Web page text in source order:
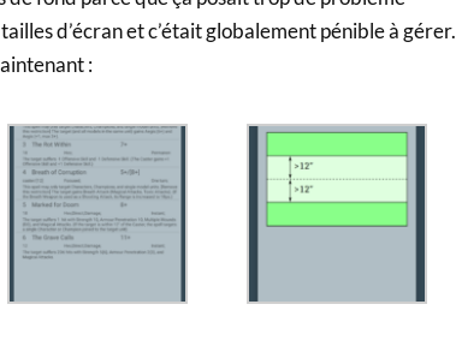
d’écran et c’était globalement pénible à gérer.
: